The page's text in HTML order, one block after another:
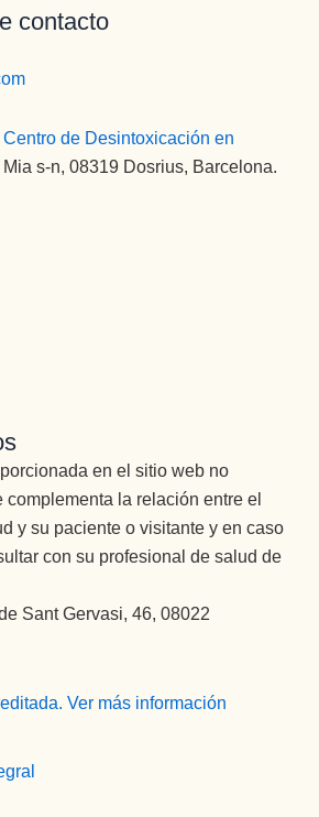
contacto
Centro de Desintoxicación en
s-n, 08319 Dosrius, Barcelona.
en el sitio web no
complementa la relación entre el
y su paciente o visitante y en caso
con su profesional de salud de
Sant Gervasi, 46, 08022